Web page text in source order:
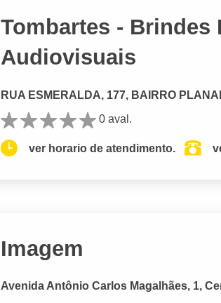
Tombartes - Brindes
Audiovisuais
RUA ESMERALDA, 177, BAIRRO
0 aval.
ver horario de atendimento.
Imagem
Avenida Antônio Carlos Magalhães, 1,